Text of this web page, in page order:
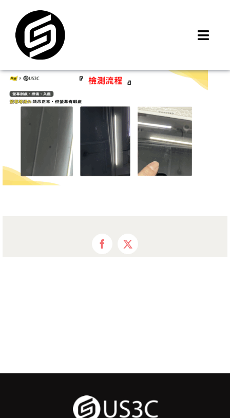
content
iMCheck APP
iPhone 回收價
線上商城
3C租賃
MSI 舊換新
Facebook
X